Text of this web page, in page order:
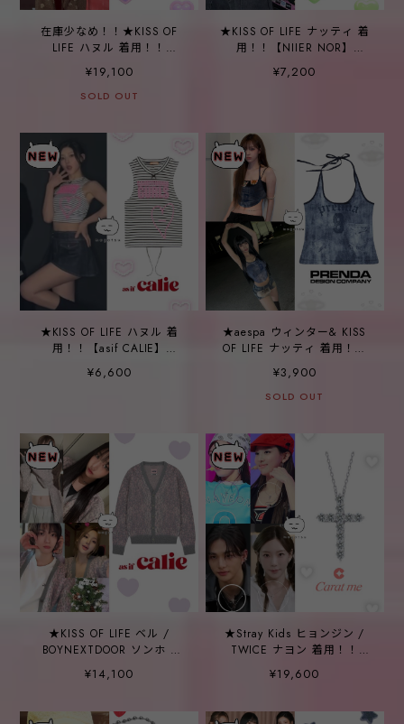
在庫少なめ！！★KISS OF
LIFE ハヌル 着用！！
CROSS DAMAGED WIDE
PANTS_LEOPARD
¥19,100
SOLD OUT
★KISS OF LIFE ナッティ 着
用！！【NIIER NOR】
DOWN TEE_CAMO
¥7,200
★KISS OF LIFE ハヌル 着
用！！【asif CALIE】
BACKSTRING SLEEVELESS
T-SHIRT IVORY
¥6,600
★aespa ウィンター& KISS
OF LIFE ナッティ 着用！！
【PRENDA】HALTER NECK
SLEEVE LESS BLUE
¥3,900
SOLD OUT
★KISS OF LIFE ベル /
BOYNEXTDOOR ソンホ /
MEOVV スイン 着用！！
【asif CALIE】LEOPARD
¥14,100
★Stray Kids ヒョンジン /
TWICE ナヨン 着用！！
【CARAT ME】18kGF シミ
ュレットダイヤ 1部 十字架
ルバー925
¥19,600